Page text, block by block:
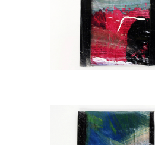
Arbeiten
Messe
Film